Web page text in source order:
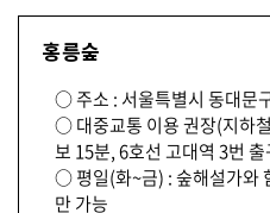
홍릉숲
○ 주소 : 서울특별시 동대문
○ 대중교통 이용 권장(지하
보 15분, 6호선 고대역 3번
○ 평일(화~금) : 숲해설가와
만 가능